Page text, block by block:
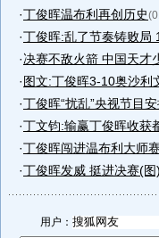
·丁俊晖温布利再创历史
·丁俊晖:乱了节奏铸败局
·决赛不敌火箭 中国天才
·图文:丁俊晖3-10奥沙利
·丁俊晖“扰乱”央视节目
·丁文钧:输赢丁俊晖收获
·丁俊晖闯进温布利大师
·丁俊晖发威 挺进决赛(图)
用户：